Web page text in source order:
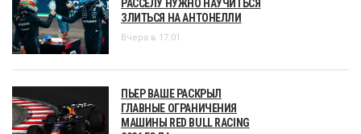
РАССЕЛУ НУЖНО НАУЧИТЬСЯ
ЗЛИТЬСЯ НА АНТОНЕЛЛИ
Вчера в 17:01
ПЬЕР ВАШЕ РАСКРЫЛ
ГЛАВНЫЕ ОГРАНИЧЕНИЯ
МАШИНЫ RED BULL RACING